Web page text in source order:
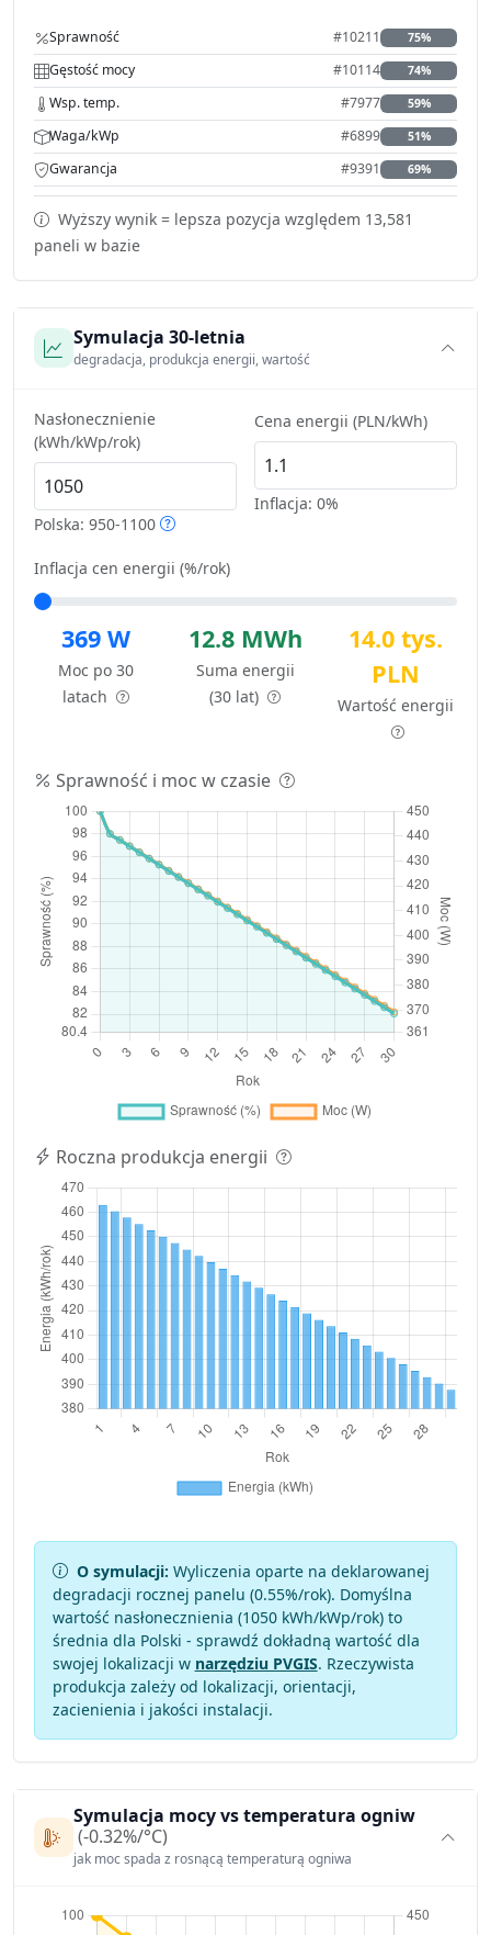
Sprawność #10211 75%
Gęstość mocy #10114 74%
Wsp. temp. #7977 59%
Waga/kWp #6899 51%
Gwarancja #9391 69%
Wyższy wynik = lepsza pozycja względem 13,581
paneli w bazie
Symulacja 30-letnia
degradacja, produkcja energii, wartość
Nasłonecznienie
(kWh/kWp/rok)
Polska: 950-1100
Cena energii (PLN/kWh)
Inflacja: 0%
Inflacja cen energii (%/rok)
369 W
Moc po 30
latach
12.8 MWh
Suma energii
(30 lat)
14.0 tys.
PLN
Wartość energii
Sprawność i moc w czasie
Roczna produkcja energii
O symulacji: Wyliczenia oparte na deklarowanej
degradacji rocznej panelu (0.55%/rok). Domyślna
wartość nasłonecznienia (1050 kWh/kWp/rok) to
średnia dla Polski - sprawdź dokładną wartość dla
swojej lokalizacji w narzędziu PVGIS. Rzeczywista
produkcja zależy od lokalizacji, orientacji,
zacienienia i jakości instalacji.
Symulacja mocy vs temperatura ogniw
(-0.32%/°C)
jak moc spada z rosnącą temperaturą ogniwa